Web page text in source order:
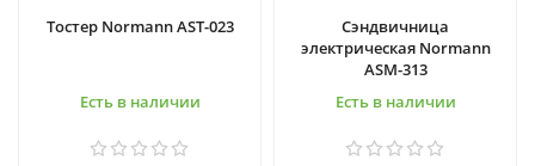
Тостер Normann AST-023
Есть в наличии
Сэндвичница
электрическая Normann
ASM-313
Есть в наличии